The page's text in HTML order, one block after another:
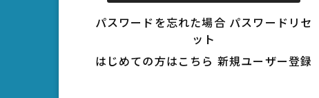
パスワードを忘れた場合 パスワードリセ
ット
はじめての方はこちら 新規ユーザー登録